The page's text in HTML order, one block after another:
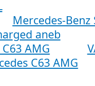
Mercedes-
C63 AMG